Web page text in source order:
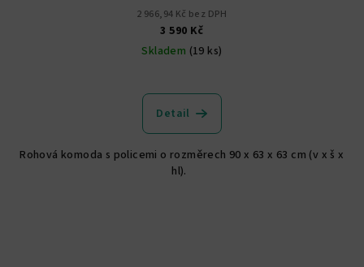
2 966,94 Kč bez DPH
3 590 Kč
Skladem (19 ks)
hodnocení
produktu
z
5
Detail
Rohová komoda s policemi o rozměrech 90 x 63 x 63 cm (v x š x
hl).